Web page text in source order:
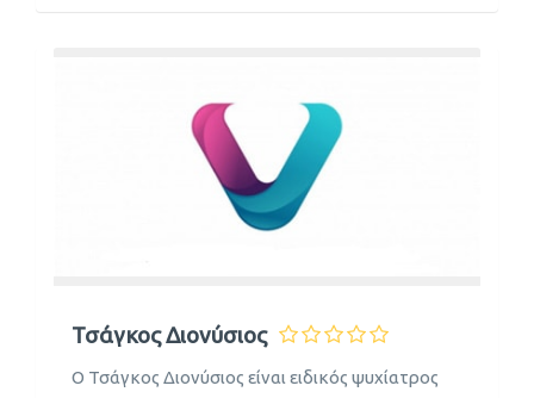
Τσάγκος Διονύσιος
Ο Τσάγκος Διονύσιος είναι ειδικός ψυχίατρος